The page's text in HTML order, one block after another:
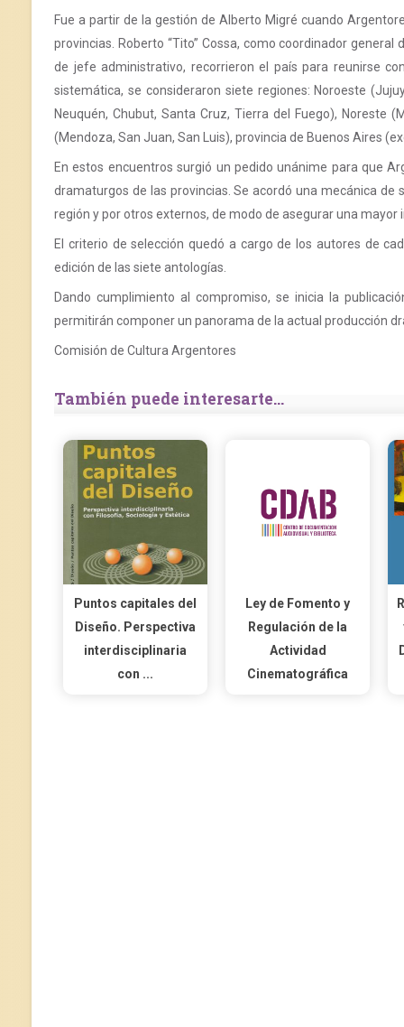
Fue a partir de la gestión de Alberto Migré cuando
provincias. Roberto “Tito” Cossa, como coordinador
de jefe administrativo, recorrieron el país para reunirse
sistemática, se consideraron siete regiones: Noroeste
Neuquén, Chubut, Santa Cruz, Tierra del Fuego), Noreste
(Mendoza, San Juan, San Luis), provincia de Buenos Aires
En estos encuentros surgió un pedido unánime para que
dramaturgos de las provincias. Se acordó una mecánica
región y por otros externos, de modo de asegurar una mayor
El criterio de selección quedó a cargo de los autores de
edición de las siete antologías.
Dando cumplimiento al compromiso, se inicia la
permitirán componer un panorama de la actual producción
Comisión de Cultura Argentores
También puede interesarte...
Puntos capitales del
Diseño. Perspectiva
interdisciplinaria
con ...
Ley de Fomento y
Regulación de la
Actividad
Cinematográfica